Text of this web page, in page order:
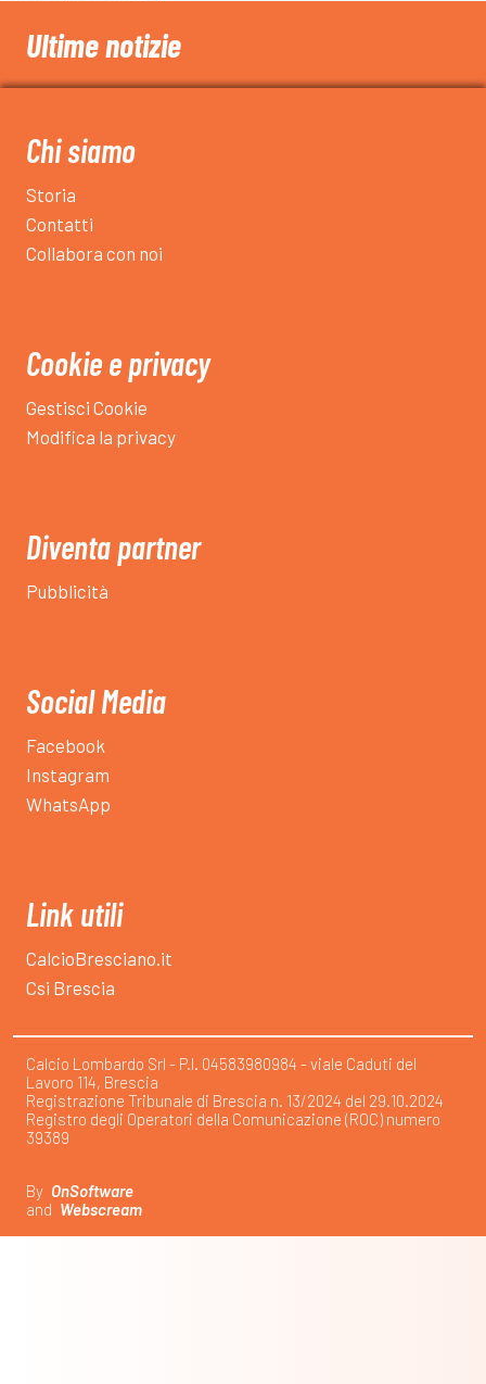
Ultime notizie
Chi siamo
Storia
Contatti
Collabora con noi
Cookie e privacy
Gestisci Cookie
Modifica la privacy
Diventa partner
Pubblicità
Social Media
Facebook
Instagram
WhatsApp
Link utili
CalcioBresciano.it
Csi Brescia
Calcio Lombardo Srl - P.I. 04583980984 - viale Caduti del
Lavoro 114, Brescia
Registrazione Tribunale di Brescia n. 13/2024 del 29.10.2024
Registro degli Operatori della Comunicazione (ROC) numero
39389
By OnSoftware
and Webscream